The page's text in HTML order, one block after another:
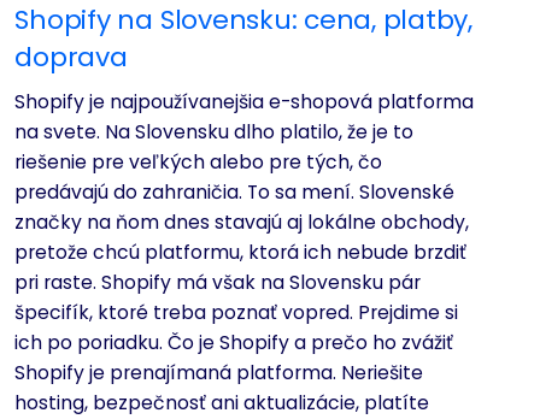
Shopify na Slovensku: cena, platby,
doprava
Shopify je najpoužívanejšia e-shopová platforma
na svete. Na Slovensku dlho platilo, že je to
riešenie pre veľkých alebo pre tých, čo
predávajú do zahraničia. To sa mení. Slovenské
značky na ňom dnes stavajú aj lokálne obchody,
pretože chcú platformu, ktorá ich nebude brzdiť
pri raste. Shopify má však na Slovensku pár
špecifík, ktoré treba poznať vopred. Prejdime si
ich po poriadku. Čo je Shopify a prečo ho zvážiť
Shopify je prenajímaná platforma. Neriešite
hosting, bezpečnosť ani aktualizácie, platíte